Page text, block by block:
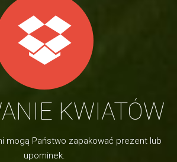
KWIATÓW
mogą Państwo zapakować prezent lub
upominek.